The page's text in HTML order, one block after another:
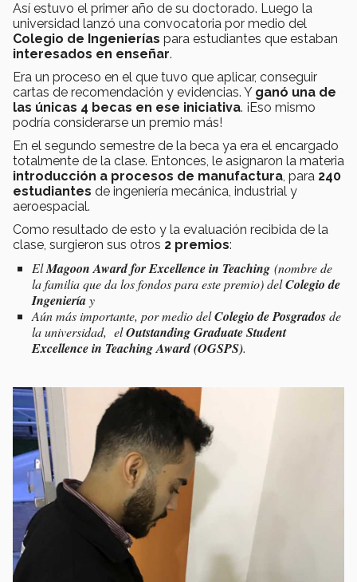
Así estuvo el primer año de su doctorado. Luego la
universidad lanzó una convocatoria por medio del
Colegio de Ingenierías para estudiantes que estaban
interesados en enseñar.
Era un proceso en el que tuvo que aplicar, conseguir
cartas de recomendación y evidencias. Y ganó una de
las únicas 4 becas en ese iniciativa. ¡Eso mismo
podría considerarse un premio más!
En el segundo semestre de la beca ya era el encargado
totalmente de la clase. Entonces, le asignaron la materia
introducción a procesos de manufactura, para 240
estudiantes de ingeniería mecánica, industrial y
aeroespacial.
Como resultado de esto y la evaluación recibida de la
clase, surgieron sus otros 2 premios:
ElMagoon Awardfor Excellence in Teaching (nombre de
la familia que da los fondos para este premio) delColegio de
Ingenieríay
Aún más importante, por medio delColegio de Posgradosde
la universidad, elOutstanding Graduate Student
Excellence in Teaching Award (OGSPS).